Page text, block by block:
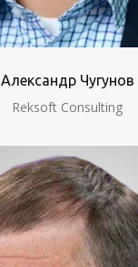
Александр Чугунов
Reksoft Consulting